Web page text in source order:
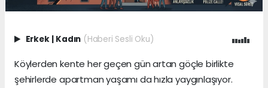
Erkek Kadın (Haberi Sesli Oku)
Köylerden kente her geçen gün artan göçle birlikte
şehirlerde apartman yaşamı da hızla yaygınlaşıyor.